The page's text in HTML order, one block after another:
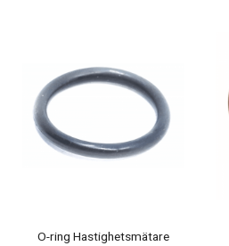
O-ring Hastighetsmätare